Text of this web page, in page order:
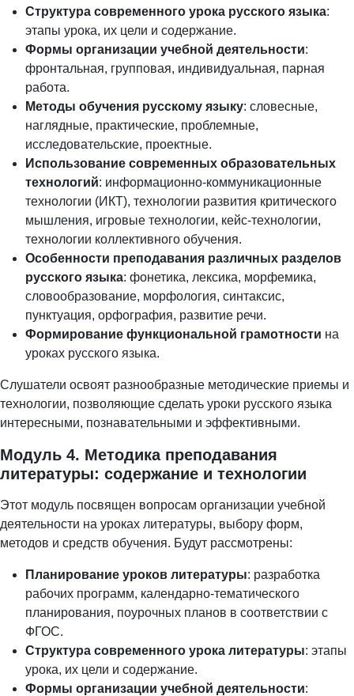
Структура современного урока русского языка:
этапы урока, их цели и содержание.
Формы организации учебной деятельности:
фронтальная, групповая, индивидуальная, парная
работа.
Методы обучения русскому языку: словесные,
наглядные, практические, проблемные,
исследовательские, проектные.
Использование современных образовательных
технологий: информационно-коммуникационные
технологии (ИКТ), технологии развития критического
мышления, игровые технологии, кейс-технологии,
технологии коллективного обучения.
Особенности преподавания различных разделов
русского языка: фонетика, лексика, морфемика,
словообразование, морфология, синтаксис,
пунктуация, орфография, развитие речи.
Формирование функциональной грамотности на
уроках русского языка.
Слушатели освоят разнообразные методические приемы и
технологии, позволяющие сделать уроки русского языка
интересными, познавательными и эффективными.
Модуль 4. Методика преподавания
литературы: содержание и технологии
Этот модуль посвящен вопросам организации учебной
деятельности на уроках литературы, выбору форм,
методов и средств обучения. Будут рассмотрены:
Планирование уроков литературы: разработка
рабочих программ, календарно-тематического
планирования, поурочных планов в соответствии с
ФГОС.
Структура современного урока литературы: этапы
урока, их цели и содержание.
Формы организации учебной деятельности: